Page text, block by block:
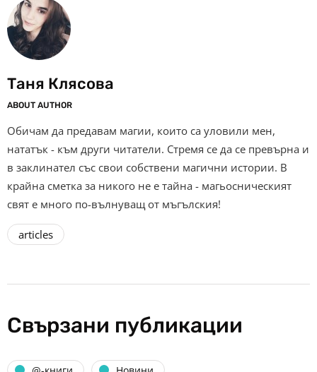
Таня Клясова
ABOUT AUTHOR
Обичам да предавам магии, които са уловили мен,
нататък - към други читатели. Стремя се да се превърна и
в заклинател със свои собствени магични истории. В
крайна сметка за никого не е тайна - магьосническият
свят е много по-вълнуващ от мъгълския!
articles
Свързани публикации